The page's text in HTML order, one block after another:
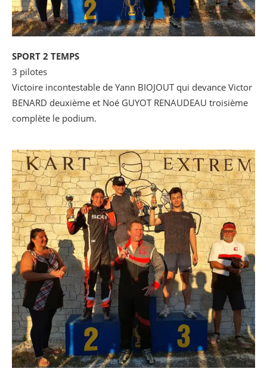
SPORT 2 TEMPS
3 pilotes
Victoire incontestable de Yann BIOJOUT qui devance Victor
BENARD deuxième et Noé GUYOT RENAUDEAU troisième
complète le podium.